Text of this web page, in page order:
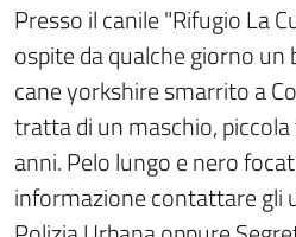
Presso il canile "Rifugio La
ospite da qualche giorno un
cane yorkshire smarrito a
tratta di un maschio,
anni. Pelo lungo e nero
informazione contattare gli